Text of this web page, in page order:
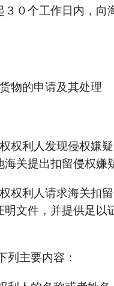
３０个工作日内，向
物的申请及其处理
利人发现侵权嫌疑
海关提出扣留侵权嫌
利人请求海关扣留
明文件，并提供足以
主要内容：